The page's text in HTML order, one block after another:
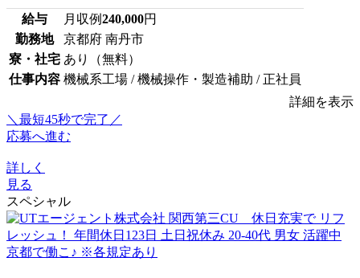
給与 月収例240,000円
勤務地
京都府 南丹市
寮・社宅 あり（無料）
仕事内容 機械系工場 / 機械操作・製造補助 / 正社員
詳細を表示
＼最短45秒で完了／
応募へ進む
詳しく
見る
スペシャル